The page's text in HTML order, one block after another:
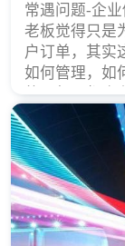
常遇问题-企
老板觉得只是
户订单，其实
如何管理，如
的，每天都会
实一个企业的
认证体现价值
做ISO9001认